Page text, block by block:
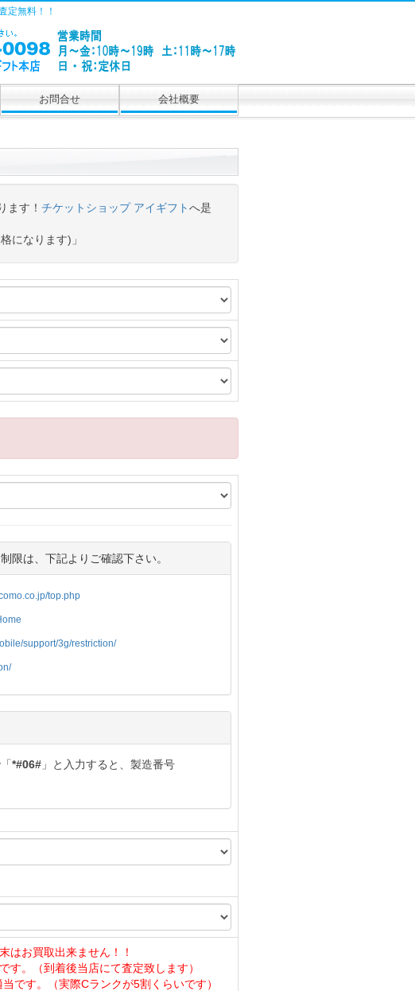
定無料！！
お問合せ 会社概要
ます！ チケットショップ アイギフトへ是
になります)」
限は、下記よりご確認下さい。
top.php
support/3g/restriction/
*#06# 」と入力すると、製造番号
はお買取出来ません！！
。（到着後当店にて査定致します）
です。（実際Cランクが5割くらいです）